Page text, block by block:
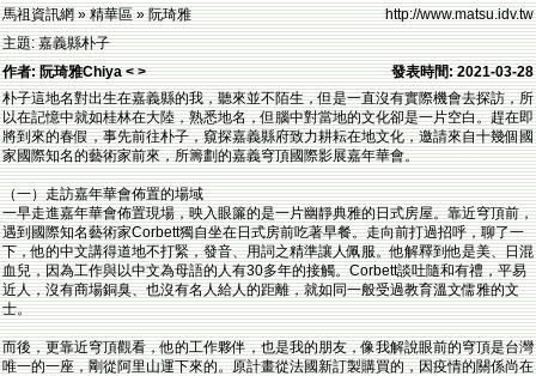
馬祖資訊網 » 精華區 » 阮琦雅
http://www.matsu.idv.tw
主題: 嘉義縣朴子
作者: 阮琦雅Chiya < >
發表時間: 2021-03-28
朴子這地名對出生在嘉義縣的我，聽來並不陌生，但是一直沒有實際機會去探訪，所
以在記憶中就如桂林在大陸，熟悉地名，但腦中對當地的文化卻是一片空白。趕在即
將到來的春假，事先前往朴子，窺探嘉義縣府致力耕耘在地文化，邀請來自十幾個國
家國際知名的藝術家前來，所籌劃的嘉義穹頂國際影展嘉年華會。
（一）走訪嘉年華會佈置的場域
一早走進嘉年華會佈置現場，映入眼簾的是一片幽靜典雅的日式房屋。靠近穹頂前，
遇到國際知名藝術家Corbett獨自坐在日式房前吃著早餐。走向前打過招呼，聊了一
下，他的中文講得道地不打緊，發音、用詞之精準讓人佩服。他解釋到他是美、日混
血兒，因為工作與以中文為母語的人有30多年的接觸。Corbett談吐隨和有禮，平易
近人，沒有商場銅臭、也沒有名人給人的距離，就如同一般受過教育溫文儒雅的文
士。
而後，更靠近穹頂觀看，他的工作夥伴，也是我的朋友，像我解說眼前的穹頂是台灣
唯一的一座，剛從阿里山運下來的。原計畫從法國新訂製購買的，因疫情的關係尚在